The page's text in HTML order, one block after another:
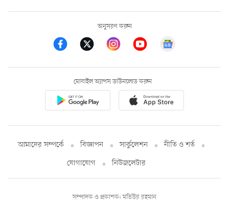
অনুসরণ করুন
মোবাইল অ্যাপস ডাউনলোড করুন
আমাদের সম্পর্কে বিজ্ঞাপন সার্কুলেশন
নীতি ও শর্ত
যোগাযোগ
নিউজলেটার
সম্পাদক ও প্রকাশক: মতিউর রহমান